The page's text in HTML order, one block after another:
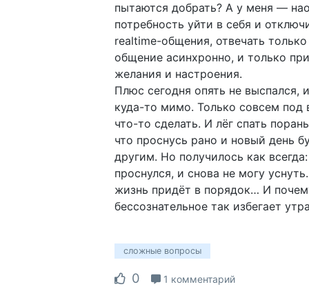
пытаются добрать? А у меня —
потребность уйти в себя и
realtime-общения, отвечать
общение асинхронно, и только
желания и настроения.
Плюс сегодня опять не выспался,
куда-то мимо. Только совсем под
что-то сделать. И лёг спать
что проснусь рано и новый день
другим. Но получилось как
проснулся, и снова не могу
жизнь придёт в порядок… И
бессознательное так избегает
сложные вопросы
0 1 комментарий